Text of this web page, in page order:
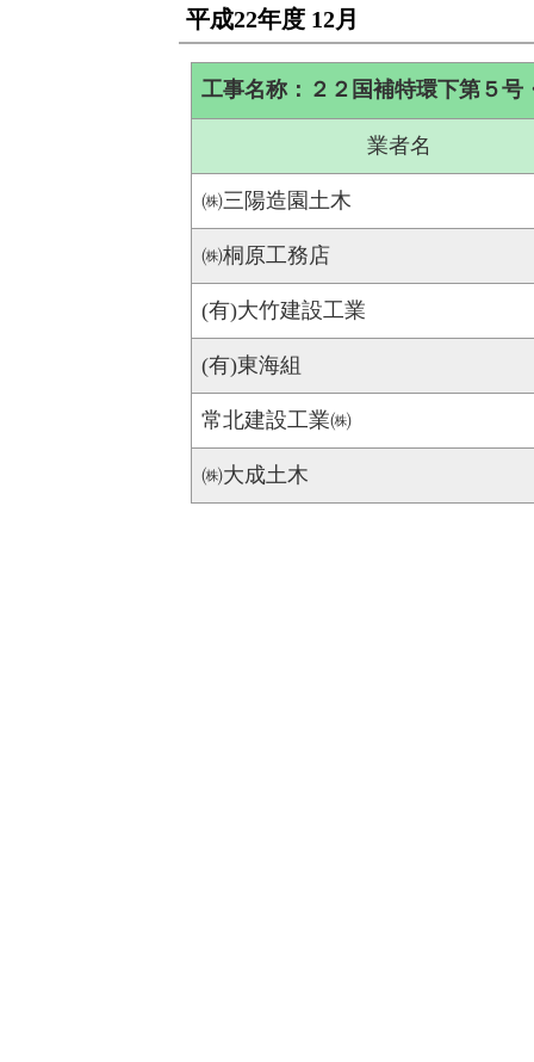
平成22年度 12月
工事名称：２２国補特環下第５
業者名
㈱三陽造園土木
㈱桐原工務店
(有)大竹建設工業
(有)東海組
常北建設工業㈱
㈱大成土木